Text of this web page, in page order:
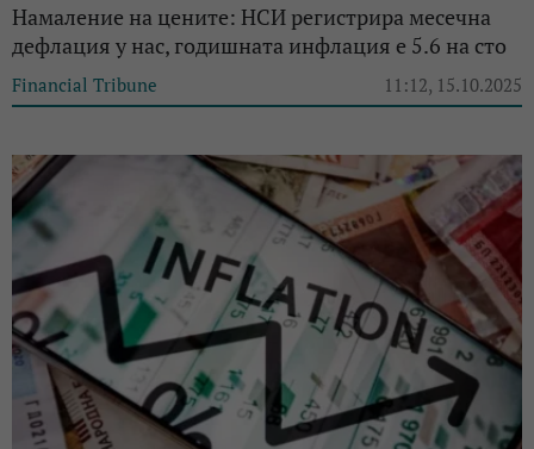
Намаление на цените: НСИ регистрира месечна
дефлация у нас, годишната инфлация е 5.6 на сто
Financial Tribune 11:12, 15.10.2025